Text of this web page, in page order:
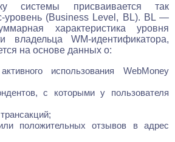
системы присваивается так
уровень (Business Level, BL). BL —
характеристика уровня
владельца WM-идентификатора,
на основе данных о:
использования WebMoney
с которыми у пользователя
положительных отзывов в адрес